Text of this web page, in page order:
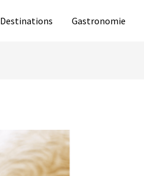
Destinations Gastronomie